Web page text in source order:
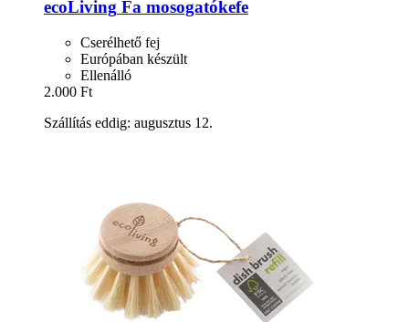
ecoLiving Fa mosogatókefe
Cserélhető fej
Európában készült
Ellenálló
2.000 Ft
Szállítás eddig: augusztus 12.